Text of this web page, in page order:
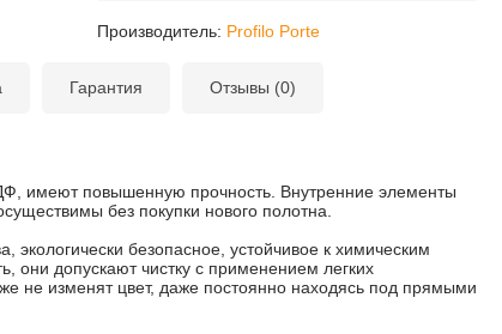
Производитель: Profilo Porte
Гарантия Отзывы (0)
имеют повышенную прочность. Внутренние элементы
без покупки нового полотна.
безопасное, устойчивое к химическим
они допускают чистку с применением легких
не изменят цвет, даже постоянно находясь под прямыми